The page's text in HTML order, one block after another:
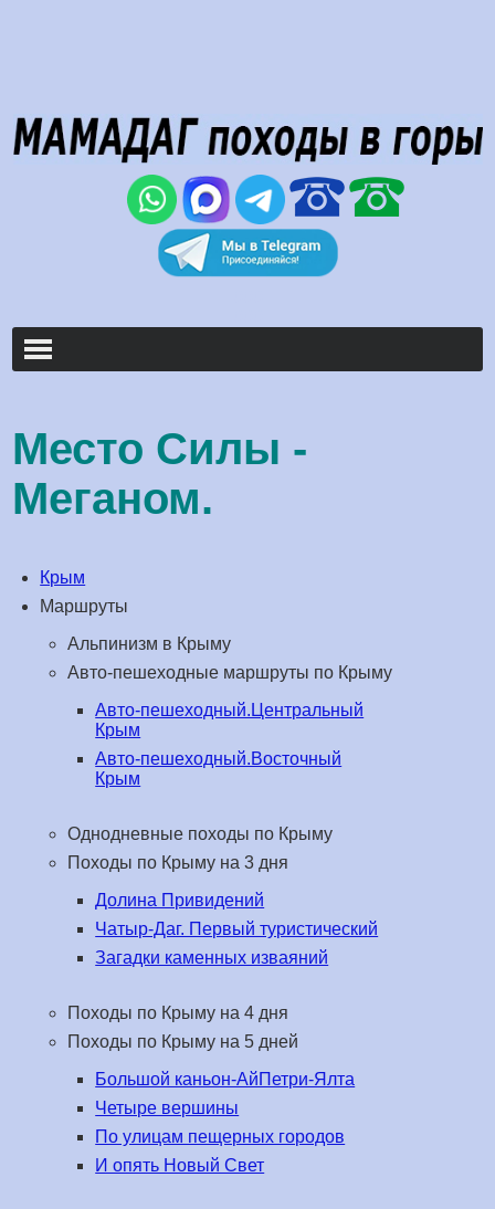
Место Силы -
Меганом.
Крым
Маршруты
Альпинизм в Крыму
Авто-пешеходные маршруты по Крыму
Авто-пешеходный.Центральный
Крым
Авто-пешеходный.Восточный
Крым
Однодневные походы по Крыму
Походы по Крыму на 3 дня
Долина Привидений
Чатыр-Даг. Первый туристический
Загадки каменных изваяний
Походы по Крыму на 4 дня
Походы по Крыму на 5 дней
Большой каньон-АйПетри-Ялта
Четыре вершины
По улицам пещерных городов
И опять Новый Свет